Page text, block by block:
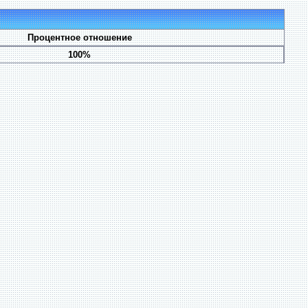
Процентное отношение
100%